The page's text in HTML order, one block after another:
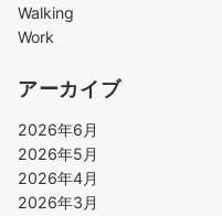
Walking
Work
アーカイブ
2026年6月
2026年5月
2026年4月
2026年3月